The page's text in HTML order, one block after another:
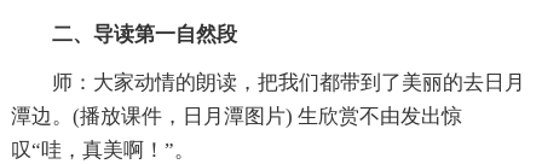
二、导读第一自然段
师：大家动情的朗读，把我们都带到了美丽的去日月
潭边。(播放课件，日月潭图片) 生欣赏不由发出惊
叹“哇，真美啊！”。